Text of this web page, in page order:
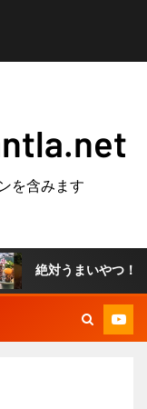
を含みます
まいやつ！牛すき釜